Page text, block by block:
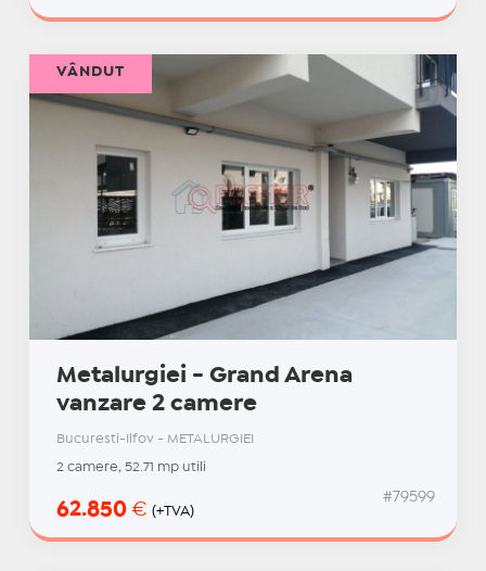
Metalurgiei - Grand Arena
vanzare 2 camere
Bucuresti-Ilfov - METALURGIEI
2 camere, 52.71 mp utili
62.850 € (+TVA)
#79599
VÂNDUT